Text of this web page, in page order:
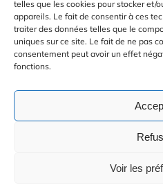
telles que les cookies pour stocker et/
appareils. Le fait de consentir à ces
traiter des données telles que le
uniques sur ce site. Le fait de ne pas
consentement peut avoir un effet
fonctions.
Voir les
© Copyright 2026 | Avada